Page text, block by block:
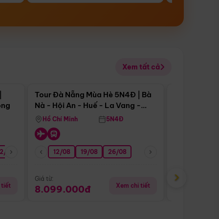
Xem tất cả
08 26/08 05/09 09/09 12/09
tiết
Điểm nổi bật
Tour Đà Nẵng Mùa Hè 5N4Đ | Bà
Nà - Hội An - Huế - La Vang -
Động Thiên Đường
Hồ Chí Minh 5N4Đ
12/08 19/08 26/08
Giá từ:
8.099.000đ Xem chi tiết
Giá từ:
›